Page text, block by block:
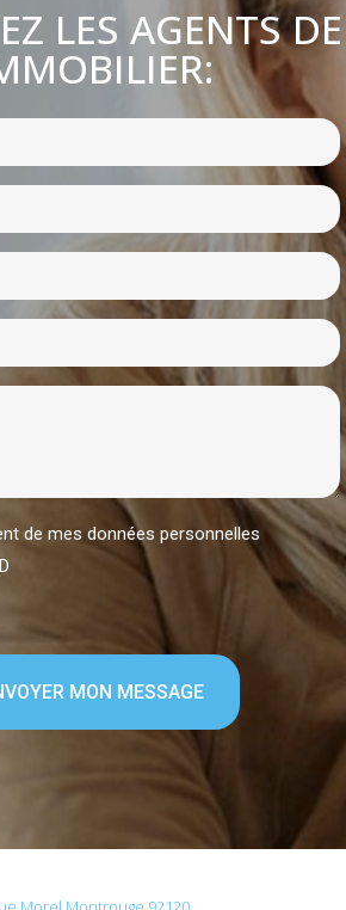
LES AGENTS DE
de mes données personnelles
MON MESSAGE